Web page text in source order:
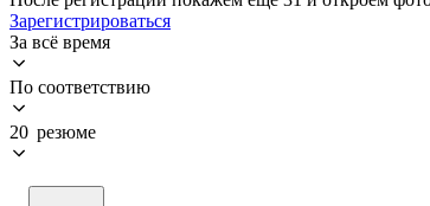
Зарегистрироваться
За всё время
По соответствию
20 резюме